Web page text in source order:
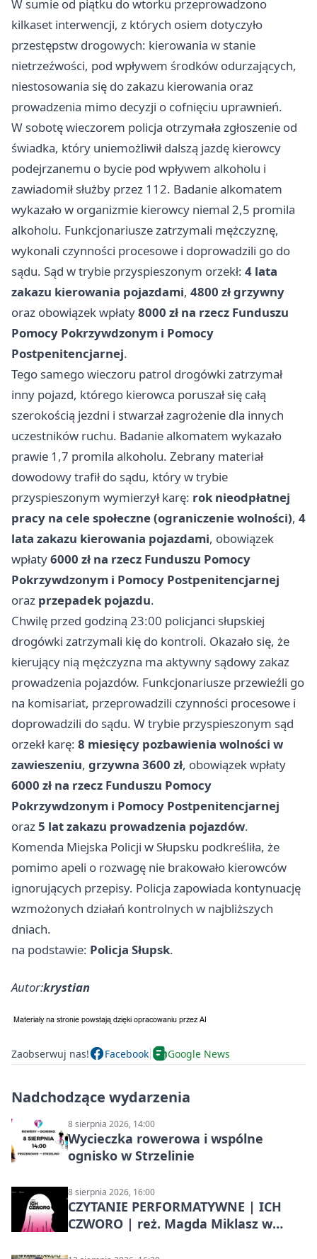
W sumie od piątku do wtorku przeprowadzono
kilkaset interwencji, z których osiem dotyczyło
przestępstw drogowych: kierowania w stanie
nietrzeźwości, pod wpływem środków odurzających,
niestosowania się do zakazu kierowania oraz
prowadzenia mimo decyzji o cofnięciu uprawnień.
W sobotę wieczorem policja otrzymała zgłoszenie od
świadka, który uniemożliwił dalszą jazdę kierowcy
podejrzanemu o bycie pod wpływem alkoholu i
zawiadomił służby przez 112. Badanie alkomatem
wykazało w organizmie kierowcy niemal 2,5 promila
alkoholu. Funkcjonariusze zatrzymali mężczyznę,
wykonali czynności procesowe i doprowadzili go do
sądu. Sąd w trybie przyspieszonym orzekł: 4 lata
zakazu kierowania pojazdami, 4800 zł grzywny
oraz obowiązek wpłaty8000 zł na rzecz Funduszu
Pomocy Pokrzywdzonym i Pomocy
Postpenitencjarnej.
Tego samego wieczoru patrol drogówki zatrzymał
inny pojazd, którego kierowca poruszał się całą
szerokością jezdni i stwarzał zagrożenie dla innych
uczestników ruchu. Badanie alkomatem wykazało
prawie 1,7 promila alkoholu. Zebrany materiał
dowodowy trafił do sądu, który w trybie
przyspieszonym wymierzył karę: rok nieodpłatnej
pracy na cele społeczne (ograniczenie wolności), 4
lata zakazu kierowania pojazdami, obowiązek
wpłaty6000 zł na rzecz Funduszu Pomocy
Pokrzywdzonym i Pomocy Postpenitencjarnej
oraz przepadek pojazdu.
Chwilę przed godziną 23:00 policjanci słupskiej
drogówki zatrzymali kię do kontroli. Okazało się, że
kierujący nią mężczyzna ma aktywny sądowy zakaz
prowadzenia pojazdów. Funkcjonariusze przewieźli go
na komisariat, przeprowadzili czynności procesowe i
doprowadzili do sądu. W trybie przyspieszonym sąd
orzekł karę: 8 miesięcy pozbawienia wolności w
zawieszeniu, grzywna 3600 zł, obowiązek wpłaty
6000 zł na rzecz Funduszu Pomocy
Pokrzywdzonym i Pomocy Postpenitencjarnej
oraz5 lat zakazu prowadzenia pojazdów.
Komenda Miejska Policji w Słupsku podkreśliła, że
pomimo apeli o rozwagę nie brakowało kierowców
ignorujących przepisy. Policja zapowiada kontynuację
wzmożonych działań kontrolnych w najbliższych
dniach.
na podstawie: Policja Słupsk.
Autor:krystian
Zaobserwuj nas! Facebook Google News
Nadchodzące wydarzenia
8 sierpnia 2026, 14:00
Wycieczka rowerowa i wspólne
ognisko w Strzelinie
8 sierpnia 2026, 16:00
CZYTANIE PERFORMATYWNE | ICH
CZWORO | reż. Magda Miklasz w